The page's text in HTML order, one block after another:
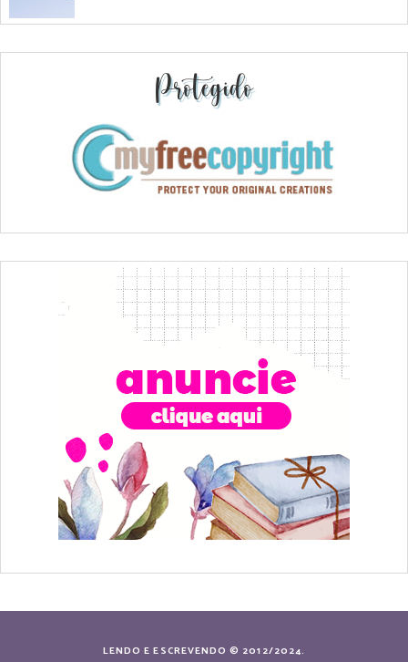
Protegido
LENDO E ESCREVENDO © 2012/2024.